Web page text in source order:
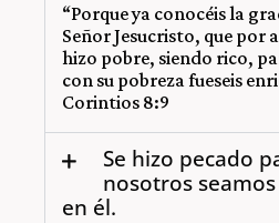
“Porque ya conocéis la
Señor Jesucristo, que por
hizo pobre, siendo rico,
con su pobreza fueseis
Corintios 8:9
Se hizo pecado
nosotros
en él.